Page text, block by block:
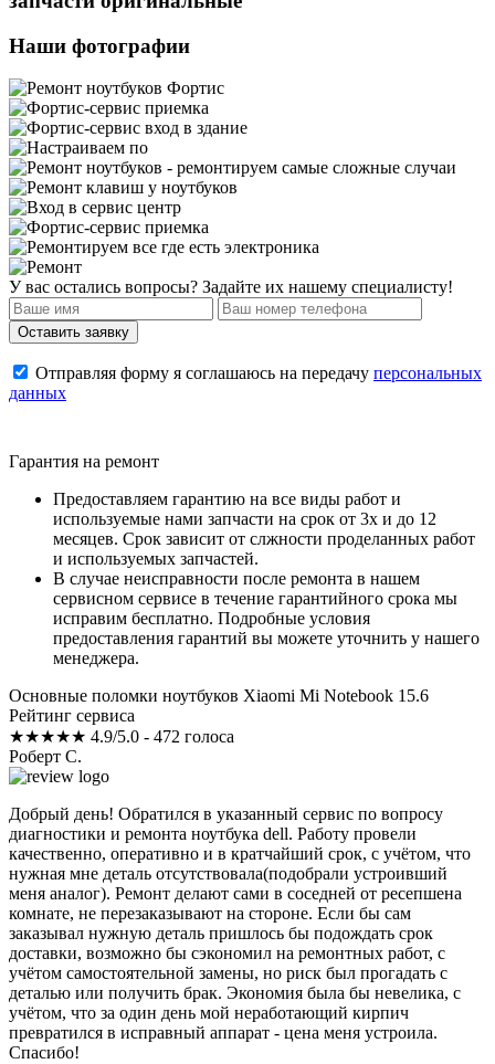
Наши фотографии
У вас остались вопросы? Задайте их нашему специалисту!
Отправляя форму я соглашаюсь на передачу персональных
данных
Гарантия на ремонт
Предоставляем гарантию на все виды работ и
используемые нами запчасти на срок от 3х и до 12
месяцев. Срок зависит от слжности проделанных работ
и используемых запчастей.
В случае неисправности после ремонта в нашем
сервисном сервисе в течение гарантийного срока мы
исправим бесплатно. Подробные условия
предоставления гарантий вы можете уточнить у нашего
менеджера.
Основные поломки ноутбуков Xiaomi Mi Notebook 15.6
Рейтинг сервиса
★★★★★ 4.9/5.0 - 472 голоса
Роберт С.
Добрый день! Обратился в указанный сервис по вопросу
диагностики и ремонта ноутбука dell. Работу провели
качественно, оперативно и в кратчайший срок, с учётом, что
нужная мне деталь отсутствовала(подобрали устроивший
меня аналог). Ремонт делают сами в соседней от ресепшена
комнате, не перезаказывают на стороне. Если бы сам
заказывал нужную деталь пришлось бы подождать срок
доставки, возможно бы сэкономил на ремонтных работ, с
учётом самостоятельной замены, но риск был прогадать с
деталью или получить брак. Экономия была бы невелика, с
учётом, что за один день мой неработающий кирпич
превратился в исправный аппарат - цена меня устроила.
Спасибо!